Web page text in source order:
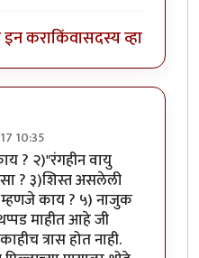
कराकिंवासदस्य व्हा
10:35
? २)"रंगहीन वायु
? ३)शिस्त असलेली
काय ? ५) नाजुक
माहीत आहे जी
त्रास होत नाही.